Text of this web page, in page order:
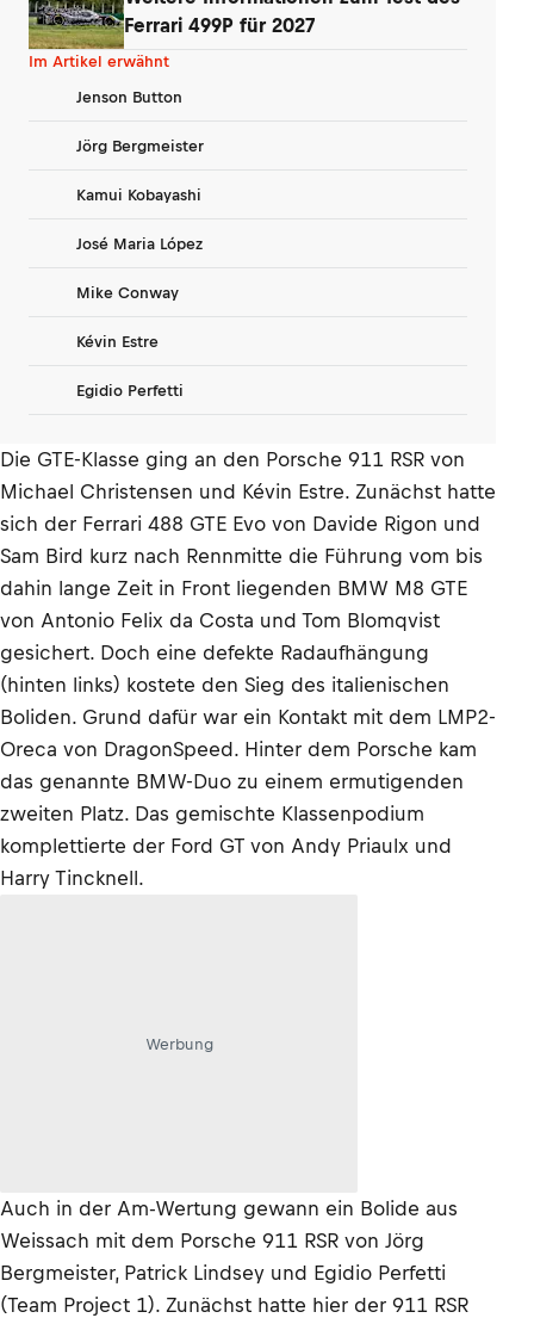
Ferrari 499P für 2027
Im Artikel erwähnt
Jenson Button
Jörg Bergmeister
Kamui Kobayashi
José Maria López
Mike Conway
Kévin Estre
Egidio Perfetti
Die GTE-Klasse ging an den Porsche 911 RSR von
Michael Christensen und Kévin Estre. Zunächst hatte
sich der Ferrari 488 GTE Evo von Davide Rigon und
Sam Bird kurz nach Rennmitte die Führung vom bis
dahin lange Zeit in Front liegenden BMW M8 GTE
von Antonio Felix da Costa und Tom Blomqvist
gesichert. Doch eine defekte Radaufhängung
(hinten links) kostete den Sieg des italienischen
Boliden. Grund dafür war ein Kontakt mit dem LMP2-
Oreca von DragonSpeed. Hinter dem Porsche kam
das genannte BMW-Duo zu einem ermutigenden
zweiten Platz. Das gemischte Klassenpodium
komplettierte der Ford GT von Andy Priaulx und
Harry Tincknell.
Werbung
Auch in der Am-Wertung gewann ein Bolide aus
Weissach mit dem Porsche 911 RSR von Jörg
Bergmeister, Patrick Lindsey und Egidio Perfetti
(Team Project 1). Zunächst hatte hier der 911 RSR